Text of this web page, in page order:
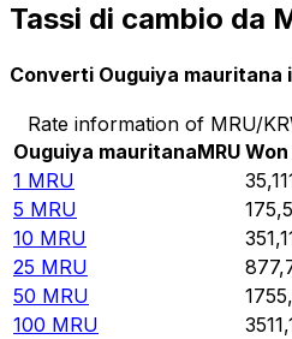
Tassi di cambio da
Converti Ouguiya mauritana
Rate information of MRU/
Ouguiya mauritanaMRU
1 MRU
5 MRU
10 MRU
25 MRU
50 MRU
100 MRU